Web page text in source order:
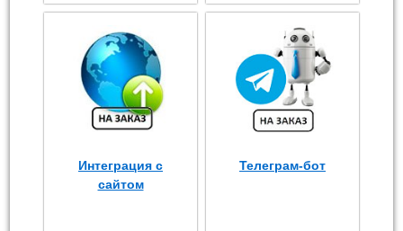
Интеграция с
сайтом
Телеграм-бот